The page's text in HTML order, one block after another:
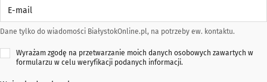
Dane tylko do wiadomości BiałystokOnline.pl, na potrzeby ew. kontaktu.
Wyrażam zgodę na przetwarzanie moich danych osobowych zawartych w
formularzu w celu weryfikacji podanych informacji.